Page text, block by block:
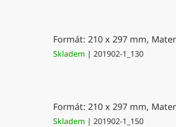
Formát: 210 x 297 mm,
Skladem | 201902-1_130
Formát: 210 x 297 mm,
Skladem | 201902-1_150